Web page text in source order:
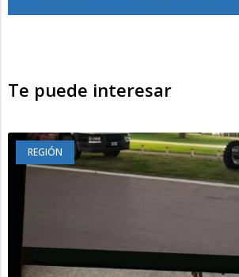
Te puede interesar
REGIÓN